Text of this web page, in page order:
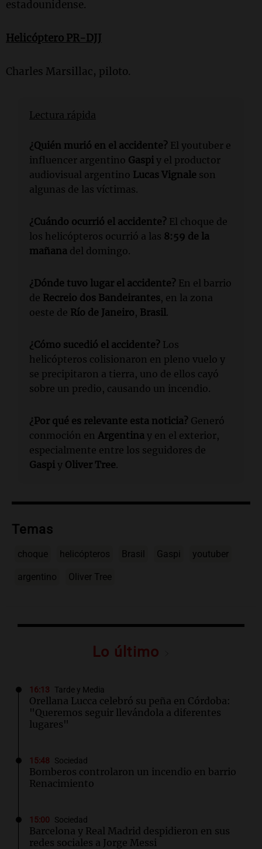
estadounidense.
Helicóptero PR-DJJ
Charles Marsillac, piloto.
Lectura rápida
¿Quién murió en el accidente? El youtuber e
influencer argentino Gaspi y el productor
audiovisual argentino Lucas Vignale son
algunas de las víctimas.
¿Cuándo ocurrió el accidente? El choque de
los helicópteros ocurrió a las 8:59 de la
mañana del domingo.
¿Dónde tuvo lugar el accidente? En el barrio
de Recreio dos Bandeirantes, en la zona
oeste de Río de Janeiro, Brasil .
¿Cómo sucedió el accidente? Los
helicópteros colisionaron en pleno vuelo y
se precipitaron a tierra, uno de ellos cayó
sobre un predio, causando un incendio.
¿Por qué es relevante esta noticia? Generó
conmoción en Argentina y en el exterior,
especialmente entre los seguidores de
Gaspi y Oliver Tree.
Temas
choque helicópteros Brasil Gaspi youtuber
argentino Oliver Tree
Lo último
16:13 Tarde y Media
Orellana Lucca celebró su peña en Córdoba:
"Queremos seguir llevándola a diferentes
lugares"
15:48 Sociedad
Bomberos controlaron un incendio en barrio
Renacimiento
15:00 Sociedad
Barcelona y Real Madrid despidieron en sus
redes sociales a Jorge Messi